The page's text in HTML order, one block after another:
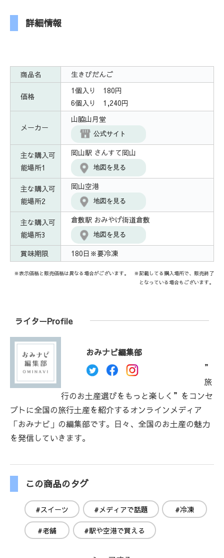
詳細情報
商品名 生きびだんご
価格
1個入り 180円
6個入り 1,240円
メーカー
山脇山月堂
公式サイト
主な購入可
能場所1
岡山駅 さんすて岡山
地図を見る
主な購入可
能場所2
岡山空港
地図を見る
主な購入可
能場所3
倉敷駅 おみやげ街道倉敷
地図を見る
賞味期限 180日※要冷凍
※表示価格と販売価格は異なる場合がございます。 ※記載してる購入場所で、販売終了
となっている場合もございます。
ライターProfile
おみナビ編集部
”
旅
行のお土産選びをもっと楽しく”をコンセ
プトに全国の旅行土産を紹介するオンラインメディア
「おみナビ」の編集部です。日々、全国のお土産の魅力
を発信していきます。
この商品のタグ
#スイーツ #メディアで話題 #冷凍
#老舗 #駅や空港で買える